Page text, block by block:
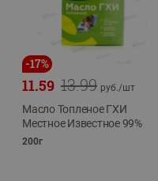
-17%
13.99
11.59 руб./шт
Масло Топленое ГХИ
Местное Известное 99%
200г